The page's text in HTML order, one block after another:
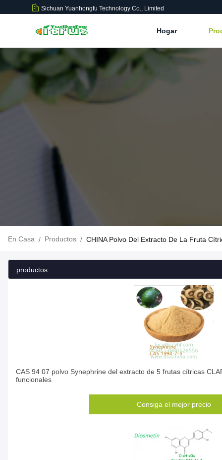
Sichuan Yuanhongfu Technology Co., Limited
Hogar
En Casa / Productos / CHINA Polvo Del Extracto De La Fruta
productos
CAS 94 07 polvo Synephrine del extracto de 5 frutas cítricas
funcionales
Consiga el mejor precio